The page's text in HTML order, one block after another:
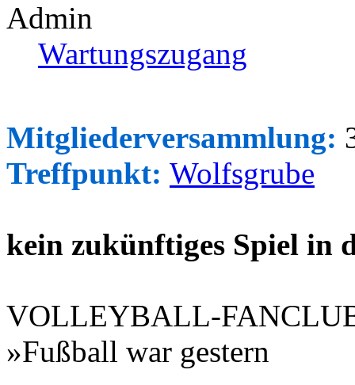
Admin
Wartungszugang
Mitgliederversammlung:
Treffpunkt: Wolfsgrube
kein zukünftiges Spiel in
VOLLEYBALL-
»Fußball war gestern